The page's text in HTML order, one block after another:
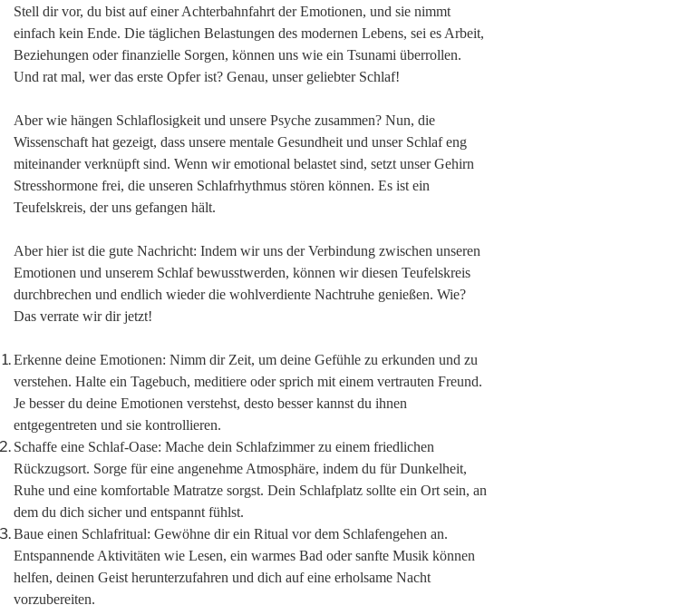
Stell dir vor, du bist auf einer Achterbahnfahrt der Emotionen, und sie nimmt
einfach kein Ende. Die täglichen Belastungen des modernen Lebens, sei es Arbeit,
Beziehungen oder finanzielle Sorgen, können uns wie ein Tsunami überrollen.
Und rat mal, wer das erste Opfer ist? Genau, unser geliebter Schlaf!
Aber wie hängen Schlaflosigkeit und unsere Psyche zusammen? Nun, die
Wissenschaft hat gezeigt, dass unsere mentale Gesundheit und unser Schlaf eng
miteinander verknüpft sind. Wenn wir emotional belastet sind, setzt unser Gehirn
Stresshormone frei, die unseren Schlafrhythmus stören können. Es ist ein
Teufelskreis, der uns gefangen hält.
Aber hier ist die gute Nachricht: Indem wir uns der Verbindung zwischen unseren
Emotionen und unserem Schlaf bewusstwerden, können wir diesen Teufelskreis
durchbrechen und endlich wieder die wohlverdiente Nachtruhe genießen. Wie?
Das verrate wir dir jetzt!
Erkenne deine Emotionen: Nimm dir Zeit, um deine Gefühle zu erkunden und zu
verstehen. Halte ein Tagebuch, meditiere oder sprich mit einem vertrauten Freund.
Je besser du deine Emotionen verstehst, desto besser kannst du ihnen
entgegentreten und sie kontrollieren.
Schaffe eine Schlaf-Oase: Mache dein Schlafzimmer zu einem friedlichen
Rückzugsort. Sorge für eine angenehme Atmosphäre, indem du für Dunkelheit,
Ruhe und eine komfortable Matratze sorgst. Dein Schlafplatz sollte ein Ort sein, an
dem du dich sicher und entspannt fühlst.
Baue einen Schlafritual: Gewöhne dir ein Ritual vor dem Schlafengehen an.
Entspannende Aktivitäten wie Lesen, ein warmes Bad oder sanfte Musik können
helfen, deinen Geist herunterzufahren und dich auf eine erholsame Nacht
vorzubereiten.